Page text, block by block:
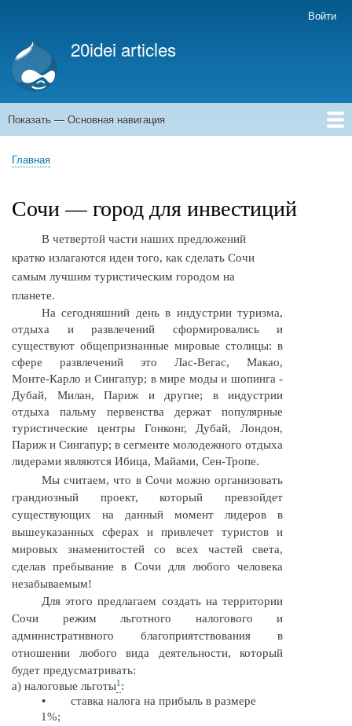
учётной
записи
пользователя
Войти
20idei articles
Основная
Показать — Основная навигация
Главная
Строка
Главная
Сочи — город для инвестиций
В четвертой части наших предложений
кратко излагаются идеи того, как сделать Сочи
самым лучшим туристическим городом на
планете.
На сегодняшний день в индустрии туризма,
отдыха и развлечений сформировались и
существуют общепризнанные мировые столицы: в
сфере развлечений это Лас-Вегас, Макао,
Монте-Карло и Сингапур; в мире моды и шопинга -
Дубай, Милан, Париж и другие; в индустрии
отдыха пальму первенства держат популярные
туристические центры Гонконг, Дубай, Лондон,
Париж и Сингапур; в сегменте молодежного отдыха
лидерами являются Ибица, Майами, Сен-Тропе.
Мы считаем, что в Сочи можно организовать
грандиозный проект, который превзойдет
существующих на данный момент лидеров в
вышеуказанных сферах и привлечет туристов и
мировых знаменитостей со всех частей света,
сделав пребывание в Сочи для любого человека
незабываемым!
Для этого предлагаем создать на территории
Сочи режим льготного налогового и
административного благоприятствования в
отношении любого вида деятельности, который
будет предусматривать:
а) налоговые льготы1 :
•
ставка налога на прибыль в размере
1%;